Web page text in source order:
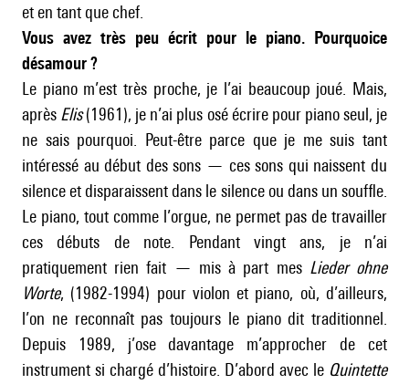
et en tant que chef.
Vous avez très peu écrit pour le piano. Pourquoice
désamour ?
Le piano m’est très proche, je l’ai beaucoup joué. Mais,
après Elis(1961), je n’ai plus osé écrire pour piano seul, je
ne sais pourquoi. Peut-être parce que je me suis tant
intéressé au début des sons — ces sons qui naissent du
silence et disparaissent dans le silence ou dans un souffle.
Le piano, tout comme l’orgue, ne permet pas de travailler
ces débuts de note. Pendant vingt ans, je n’ai
pratiquement rien fait — mis à part mes Lieder ohne
Worte, (1982-1994) pour violon et piano, où, d’ailleurs,
l’on ne reconnaît pas toujours le piano dit traditionnel.
Depuis 1989, j’ose davantage m’approcher de cet
instrument si chargé d’histoire. D’abord avec le Quintette